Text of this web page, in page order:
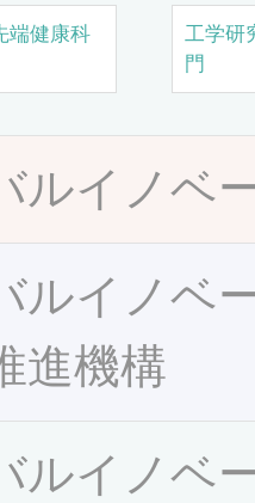
健康科
工学研
門
ルイノベ
ルイノベ
進機構
ルイノベ